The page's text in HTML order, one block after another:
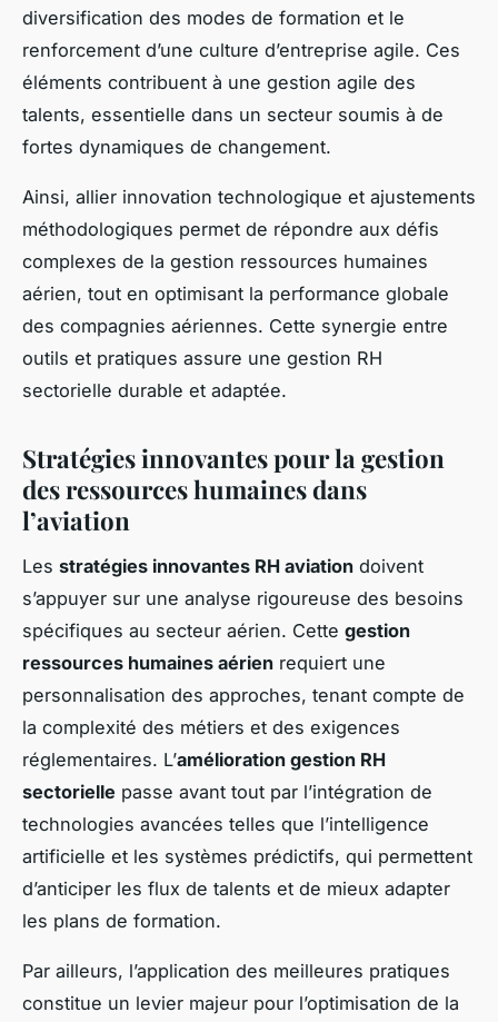
diversification des modes de formation et le
renforcement d’une culture d’entreprise agile. Ces
éléments contribuent à une gestion agile des
talents, essentielle dans un secteur soumis à de
fortes dynamiques de changement.
Ainsi, allier innovation technologique et ajustements
méthodologiques permet de répondre aux défis
complexes de la gestion ressources humaines
aérien, tout en optimisant la performance globale
des compagnies aériennes. Cette synergie entre
outils et pratiques assure une gestion RH
sectorielle durable et adaptée.
Stratégies innovantes pour la gestion
des ressources humaines dans
l’aviation
Les stratégies innovantes RH aviation doivent
s’appuyer sur une analyse rigoureuse des besoins
spécifiques au secteur aérien. Cette gestion
ressources humaines aérien requiert une
personnalisation des approches, tenant compte de
la complexité des métiers et des exigences
réglementaires. L’amélioration gestion RH
sectorielle passe avant tout par l’intégration de
technologies avancées telles que l’intelligence
artificielle et les systèmes prédictifs, qui permettent
d’anticiper les flux de talents et de mieux adapter
les plans de formation.
Par ailleurs, l’application des meilleures pratiques
constitue un levier majeur pour l’optimisation de la